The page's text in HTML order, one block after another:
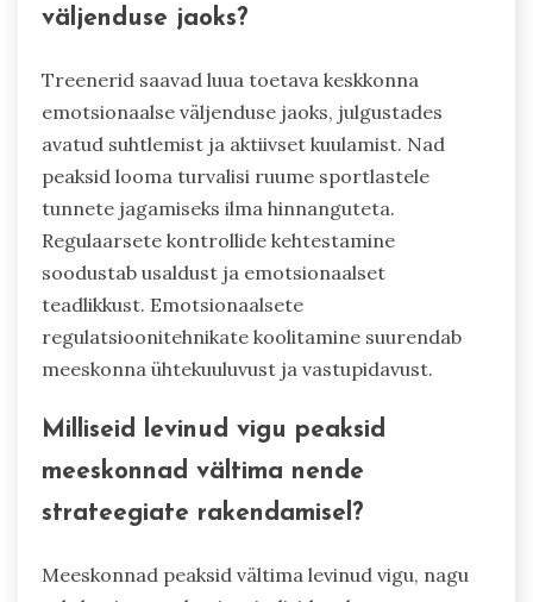
väljenduse jaoks?
Treenerid saavad luua toetava keskkonna
emotsionaalse väljenduse jaoks, julgustades
avatud suhtlemist ja aktiivset kuulamist. Nad
peaksid looma turvalisi ruume sportlastele
tunnete jagamiseks ilma hinnanguteta.
Regulaarsete kontrollide kehtestamine
soodustab usaldust ja emotsionaalset
teadlikkust. Emotsionaalsete
regulatsioonitehnikate koolitamine suurendab
meeskonna ühtekuuluvust ja vastupidavust.
Milliseid levinud vigu peaksid
meeskonnad vältima nende
strateegiate rakendamisel?
Meeskonnad peaksid vältima levinud vigu, nagu